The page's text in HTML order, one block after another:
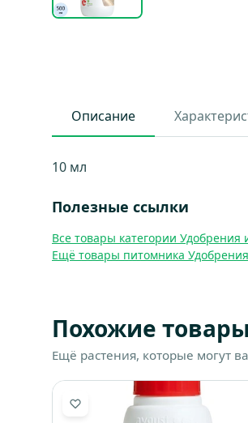
Описание
10 мл
Полезные ссылки
Все товары категории Удобрения
Ещё товары питомника
Похожие товары
Ещё растения, которые могут